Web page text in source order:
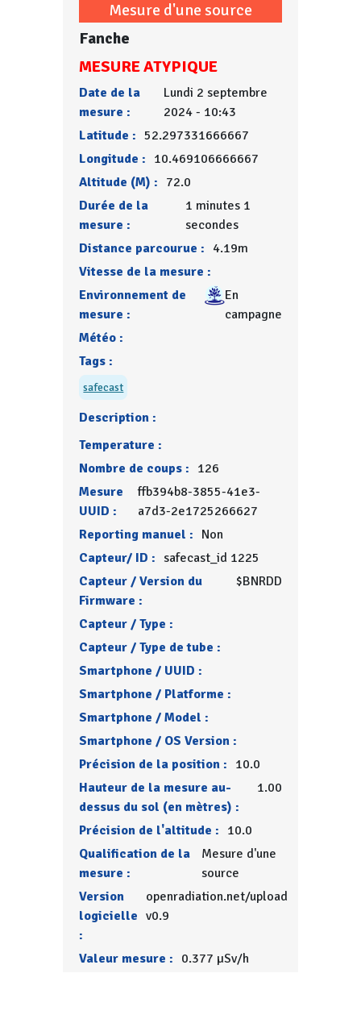
Mesure d'une source
Fanche
MESURE ATYPIQUE
Date de la
mesure :
Lundi 2 septembre
2024 - 10:43
Latitude : 52.297331666667
Longitude : 10.469106666667
Altitude (M) : 72.0
Durée de la
mesure :
1 minutes 1
secondes
Distance parcourue : 4.19m
Vitesse de la mesure :
Environnement de
mesure :
En
campagne
Météo :
Tags :
safecast
Description :
Temperature :
Nombre de coups : 126
Mesure
UUID :
ffb394b8-3855-41e3-
a7d3-2e1725266627
Reporting manuel : Non
Capteur/ ID : safecast_id 1225
Capteur / Version du
Firmware :
$BNRDD
Capteur / Type :
Capteur / Type de tube :
Smartphone / UUID :
Smartphone / Platforme :
Smartphone / Model :
Smartphone / OS Version :
Précision de la position : 10.0
Hauteur de la mesure au-
dessus du sol (en mètres) :
1.00
Précision de l'altitude : 10.0
Qualification de la
mesure :
Mesure d'une
source
Version
logicielle
:
openradiation.net/upload
v0.9
Valeur mesure : 0.377 µSv/h